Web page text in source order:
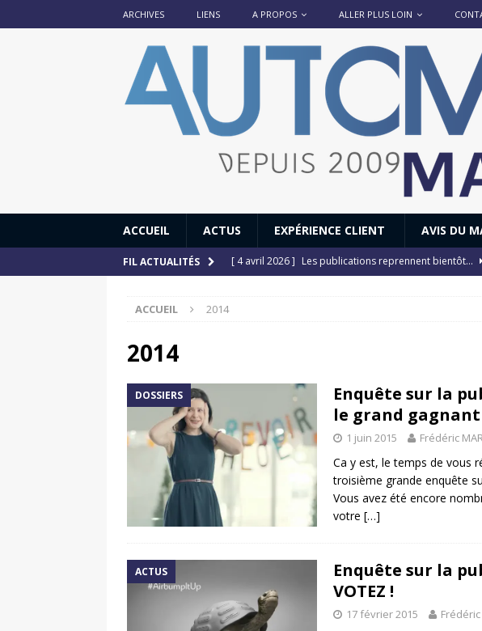
ARCHIVES LIENS A PROPOS ALLER PLUS LOIN
ACCUEIL ACTUS EXPÉRIENCE CLIENT AVIS DU
FIL ACTUALITÉS [ 4 avril 2026 ] Les publications reprennent bientôt…
[ 11 avril 2020 ]
#StayHome : Honda dévoile un
ACCUEIL 2014
2014
DOSSIERS
Enquête sur la
le grand
1 juin 2015 Frédéric
Ca y est, le temps de vous
troisième grande enquête
Vous avez été encore
votre […]
ACTUS
Enquête sur la
VOTEZ !
17 février 2015 Frédéric